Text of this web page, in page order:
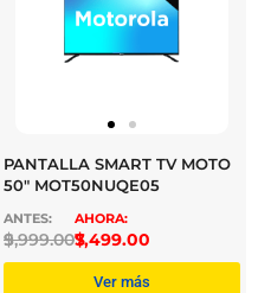
PANTALLA SMART TV MOTO
50″ MOT50NUQE05
$
9,999.00$
7,499.00
Ver más